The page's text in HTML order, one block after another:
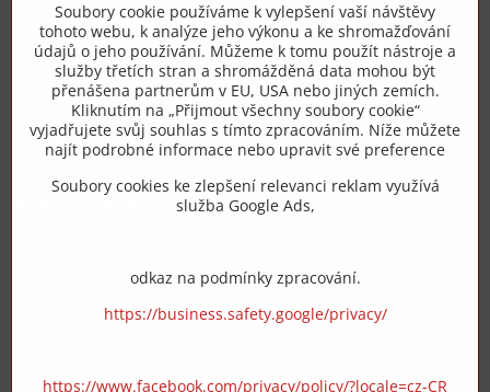
+420 775 973 319
info​@zipzop​.cz
Objednávky
Vše k nákupu
Soubory cookie používáme k vylepšení vaší návštěvy
tohoto webu, k analýze jeho výkonu a ke shromažďování
údajů o jeho používání. Můžeme k tomu použít nástroje a
služby třetích stran a shromážděná data mohou být
přenášena partnerům v EU, USA nebo jiných zemích.
Kliknutím na „Přijmout všechny soubory cookie“
vyjadřujete svůj souhlas s tímto zpracováním. Níže můžete
najít podrobné informace nebo upravit své preference
Soubory cookies ke zlepšení relevanci reklam využívá
služba Google Ads,
odkaz na podmínky zpracování.
https://business.safety.google/privacy/
https://www.facebook.com/privacy/policy/?locale=cz-CR